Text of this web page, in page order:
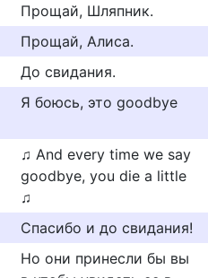
Прощай, Шляпник.
Прощай, Алиса.
До свидания.
Я боюсь, это goodbye
♫ And every time we say
goodbye, you die a little
♫
Спасибо и до свидания!
Но они принесли бы вы